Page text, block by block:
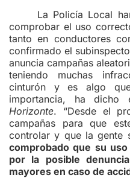
La Policía Local
comprobar el uso
tanto en conductores
confirmado el
anuncia campañas
teniendo muchas
cinturón y es algo
importancia, ha dicho
Horizonte. “Desde el
campañas para que
controlar y que la gente
comprobado que su
por la posible
mayores en caso de